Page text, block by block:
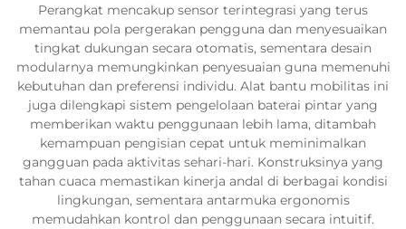
Perangkat mencakup sensor terintegrasi yang terus
memantau pola pergerakan pengguna dan menyesuaikan
tingkat dukungan secara otomatis, sementara desain
modularnya memungkinkan penyesuaian guna memenuhi
kebutuhan dan preferensi individu. Alat bantu mobilitas ini
juga dilengkapi sistem pengelolaan baterai pintar yang
memberikan waktu penggunaan lebih lama, ditambah
kemampuan pengisian cepat untuk meminimalkan
gangguan pada aktivitas sehari-hari. Konstruksinya yang
tahan cuaca memastikan kinerja andal di berbagai kondisi
lingkungan, sementara antarmuka ergonomis
memudahkan kontrol dan penggunaan secara intuitif.